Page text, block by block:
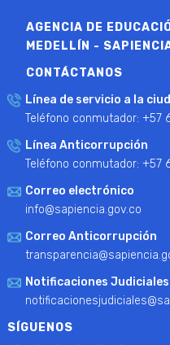
AGENCIA DE
MEDELLÍN -
CONTÁCTANOS
Línea de servicio a la
Teléfono conmutador: +57
Línea Anticorrupción
Teléfono conmutador: +57
Correo electrónico
info@sapiencia.gov.co
Correo Anticorrupción
Notificaciones Judiciales
SÍGUENOS